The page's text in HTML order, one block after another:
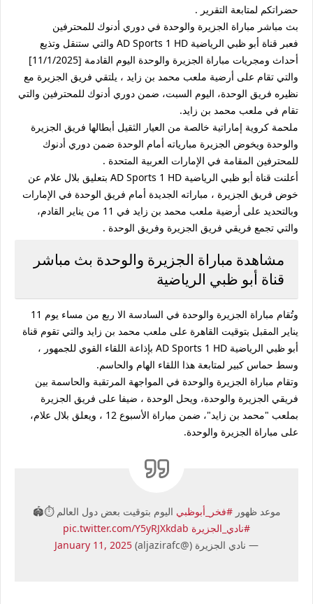
حضراتكم لمتابعة التقرير .
بث مباشر مباراة الجزيرة والوحدة في دوري أدنوك للمحترفين
فعبر قناة أبو ظبي الرياضية AD Sports 1 HD والتي ستنقل وتذيع
أحداث ومجريات مباراة الجزيرة والوحدة اليوم القادمة [11/1/2025]
والتي تقام على أرضية ملعب محمد بن زايد ، يلتقي فريق الجزيرة مع
نظيره فريق الوحدة، اليوم السبت، ضمن دوري أدنوك للمحترفين والتي
تقام في ملعب محمد بن زايد.
ملحمة كروية إماراتية خالصة من العيار الثقيل أبطالها فريق الجزيرة
والوحدة ويخوض الجزيرة مبارياته أمام الوحدة ضمن دوري أدنوك
للمحترفين المقامة في الإمارات العربية المتحدة .
أعلنت قناة أبو ظبي الرياضية AD Sports 1 HD بتعليق بلال علام عن
خوض فريق الجزيرة ، مباراته الجديدة أمام فريق الوحدة في الإمارات
وبالتحديد على أرضية ملعب محمد بن زايد في 11 من يناير القادم،
والتي تجمع فريقي فريق الجزيرة وفريق الوحدة .
مشاهدة مباراة الجزيرة والوحدة بث مباشر
قناة أبو ظبي الرياضية
وتُقام مباراة الجزيرة والوحدة في السادسة الا ربع من مساء يوم 11
يناير المقبل بتوقيت القاهرة على ملعب محمد بن زايد والتي تقوم قناة
أبو ظبي الرياضية AD Sports 1 HD بإذاعة اللقاء القوي للجمهور ،
وسط حماس كبير لمتابعة هذا اللقاء الهام والحاسم.
وتقام مباراة الجزيرة والوحدة في المواجهة المرتقبة والحاسمة بين
فريقي الجزيرة والوحدة، ويحل الوحدة ، ضيفا على فريق الجزيرة
بملعب "محمد بن زايد"، ضمن مباراة الأسبوع 12 ، ويعلق بلال علام،
على مباراة الجزيرة والوحدة.
موعد ظهور#فخر_أبوظبي اليوم بتوقيت بعض دول العالم ⏱️🏟
#نادي_الجزيرة pic.twitter.com/Y5yRJXkdab
— نادي الجزيرة (@aljazirafc)
January 11, 2025